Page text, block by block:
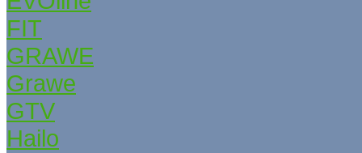
FIT
GRAWE
Grаwe
GTV
Hailo